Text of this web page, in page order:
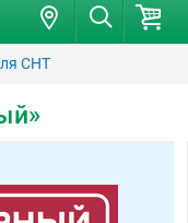
СНТ